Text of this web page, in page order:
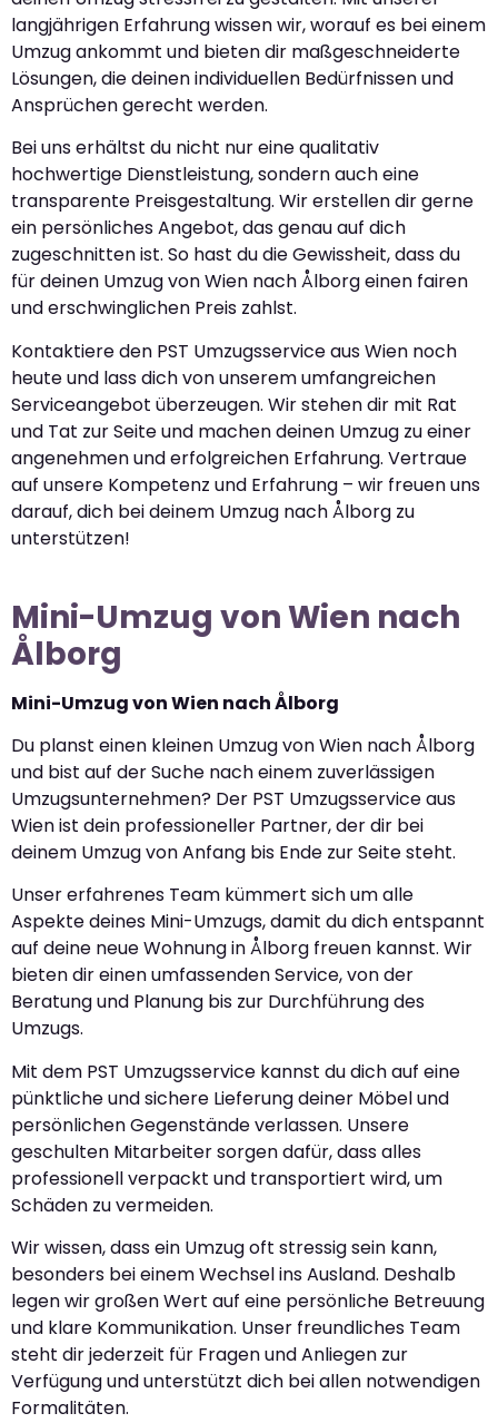
langjährigen Erfahrung wissen wir, worauf es bei einem
Umzug ankommt und bieten dir maßgeschneiderte
Lösungen, die deinen individuellen Bedürfnissen und
Ansprüchen gerecht werden.
Bei uns erhältst du nicht nur eine qualitativ
hochwertige Dienstleistung, sondern auch eine
transparente Preisgestaltung. Wir erstellen dir gerne
ein persönliches Angebot, das genau auf dich
zugeschnitten ist. So hast du die Gewissheit, dass du
für deinen Umzug von Wien nach Ålborg einen fairen
und erschwinglichen Preis zahlst.
Kontaktiere den PST Umzugsservice aus Wien noch
heute und lass dich von unserem umfangreichen
Serviceangebot überzeugen. Wir stehen dir mit Rat
und Tat zur Seite und machen deinen Umzug zu einer
angenehmen und erfolgreichen Erfahrung. Vertraue
auf unsere Kompetenz und Erfahrung – wir freuen uns
darauf, dich bei deinem Umzug nach Ålborg zu
unterstützen!
Mini-Umzug von Wien nach
Ålborg
Mini-Umzug von Wien nach Ålborg
Du planst einen kleinen Umzug von Wien nach Ålborg
und bist auf der Suche nach einem zuverlässigen
Umzugsunternehmen? Der PST Umzugsservice aus
Wien ist dein professioneller Partner, der dir bei
deinem Umzug von Anfang bis Ende zur Seite steht.
Unser erfahrenes Team kümmert sich um alle
Aspekte deines Mini-Umzugs, damit du dich entspannt
auf deine neue Wohnung in Ålborg freuen kannst. Wir
bieten dir einen umfassenden Service, von der
Beratung und Planung bis zur Durchführung des
Umzugs.
Mit dem PST Umzugsservice kannst du dich auf eine
pünktliche und sichere Lieferung deiner Möbel und
persönlichen Gegenstände verlassen. Unsere
geschulten Mitarbeiter sorgen dafür, dass alles
professionell verpackt und transportiert wird, um
Schäden zu vermeiden.
Wir wissen, dass ein Umzug oft stressig sein kann,
besonders bei einem Wechsel ins Ausland. Deshalb
legen wir großen Wert auf eine persönliche Betreuung
und klare Kommunikation. Unser freundliches Team
steht dir jederzeit für Fragen und Anliegen zur
Verfügung und unterstützt dich bei allen notwendigen
Formalitäten.